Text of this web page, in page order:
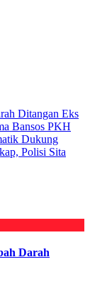
Ditangan Eks
Bansos PKH
Dukung
Polisi Sita
Darah